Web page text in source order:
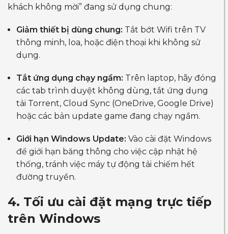
khách không mời” đang sử dụng chung:
Giảm thiết bị dùng chung: Tắt bớt Wifi trên TV
thông minh, loa, hoặc điện thoại khi không sử
dụng.
Tắt ứng dụng chạy ngầm: Trên laptop, hãy đóng
các tab trình duyệt không dùng, tắt ứng dụng
tải Torrent, Cloud Sync (OneDrive, Google Drive)
hoặc các bản update game đang chạy ngầm.
Giới hạn Windows Update: Vào cài đặt Windows
để giới hạn băng thông cho việc cập nhật hệ
thống, tránh việc máy tự động tải chiếm hết
đường truyền.
4. Tối ưu cài đặt mạng trực tiếp
trên Windows